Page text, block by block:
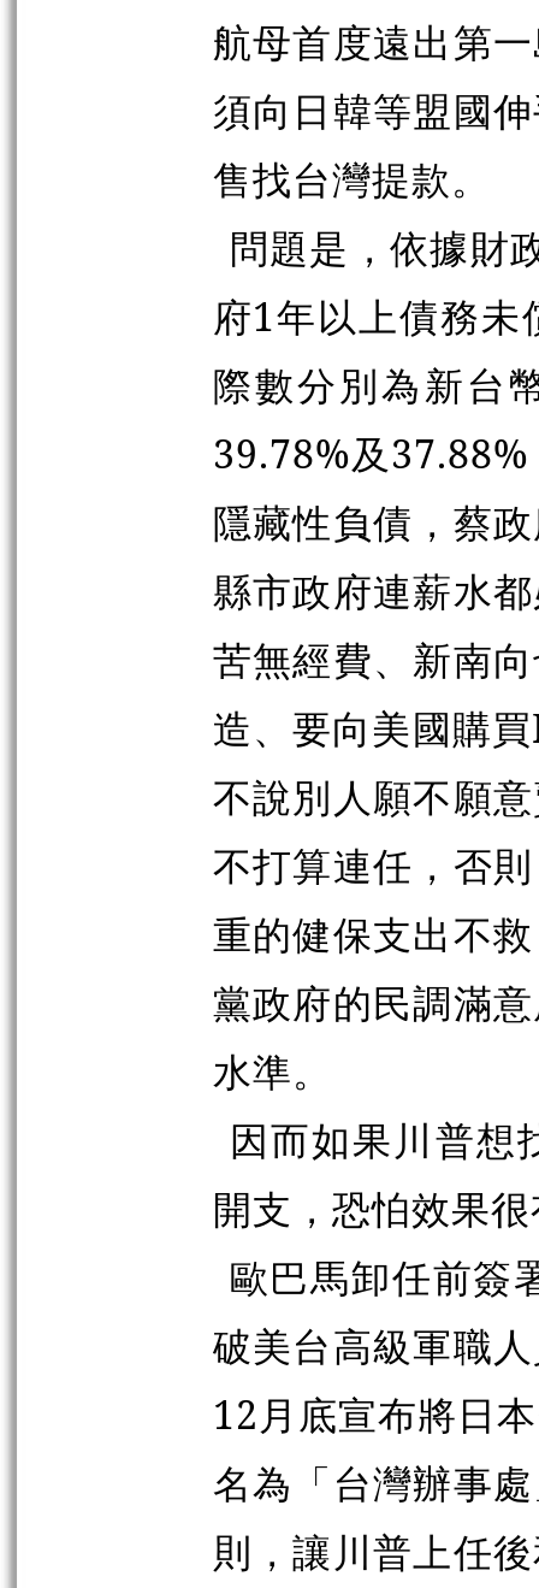
航母首度遠出第
須向日韓等盟國
售找台灣提款。
問題是，依據財
府1年以上債務
際數分別為新台
39.78%及
隱藏性負債，蔡
縣市政府連薪水
苦無經費、新南
造、要向美國購
不說別人願不願
不打算連任，否
重的健保支出不
黨政府的民調滿
水準。
因而如果川普想
開支，恐怕效果
歐巴馬卸任前簽
破美台高級軍職
12月底宣布將日
名為「台灣辦事
則，讓川普上任